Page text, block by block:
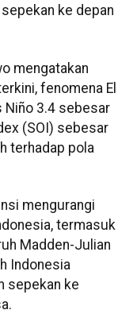
ke depan
mengatakan
fenomena El
Niño 3.4 sebesar
(SOI) sebesar
terhadap pola
mengurangi
termasuk
Madden-Julian
Indonesia
sepekan ke